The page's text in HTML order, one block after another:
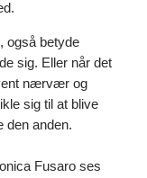
også betyde
sig. Eller når det
nærvær og
sig til at blive
den anden.
Fusaro ses